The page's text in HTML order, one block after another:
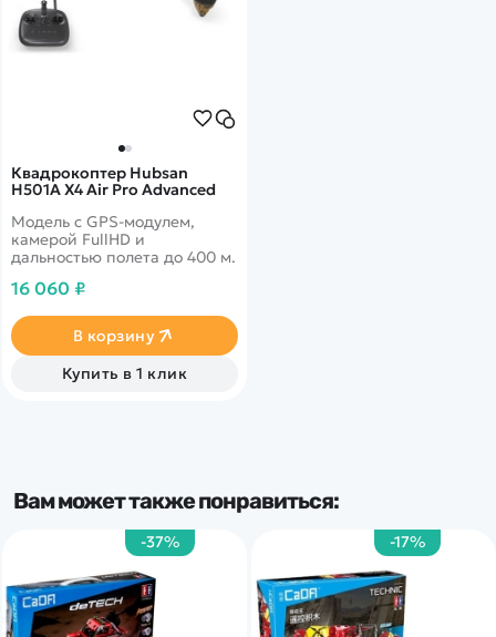
Квадрокоптер Hubsan
H501A X4 Air Pro Advanced
Модель с GPS-модулем,
камерой FullHD и
дальностью полета до 400 м.
16 060 ₽
В корзину
Купить в 1 клик
Вам может также понравиться:
-17%
-37%